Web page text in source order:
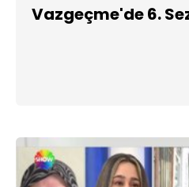
Vazgeçme'de 6.